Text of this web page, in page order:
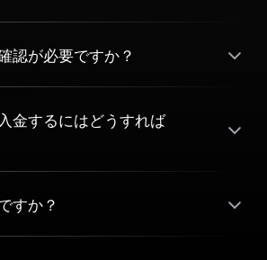
認が必要ですか？
金するにはどうすれば
すか？